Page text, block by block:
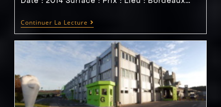
Continuer La Lecture 2014
–
Bordeaux
(33)
–
Rénovation
Du
Bureau
De
Poste-
Réalisé